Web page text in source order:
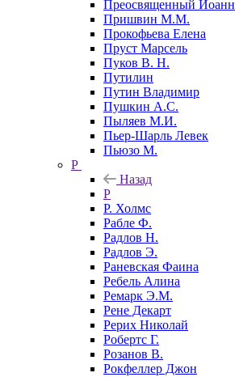
Преосвященный Иоанн
Пришвин М.М.
Прокофьева Елена
Пруст Марсель
Пуков В. Н.
Путилин
Путин Владимир
Пушкин А.С.
Пыляев М.И.
Пьер-Шарль Левек
Пьюзо М.
Р
Назад
Р
Р. Холмс
Рабле Ф.
Радлов Н.
Радлов Э.
Раневская Фаина
Ребель Алина
Ремарк Э.М.
Рене Декарт
Рерих Николай
Робертс Г.
Розанов В.
Рокфеллер Джон